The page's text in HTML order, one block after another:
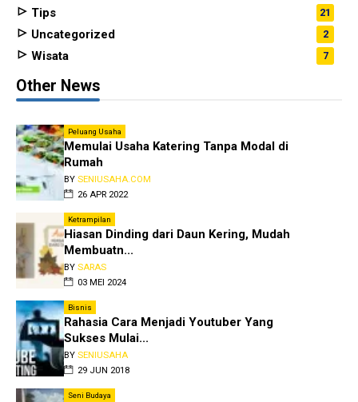
Tips 21
Uncategorized 2
Wisata 7
Other News
Peluang Usaha
Memulai Usaha Katering Tanpa Modal di
Rumah
BY SENIUSAHA.COM
26 APR 2022
Ketrampilan
Hiasan Dinding dari Daun Kering, Mudah
Membuatn...
BY SARAS
03 MEI 2024
Bisnis
Rahasia Cara Menjadi Youtuber Yang
Sukses Mulai...
BY SENIUSAHA
29 JUN 2018
Seni Budaya